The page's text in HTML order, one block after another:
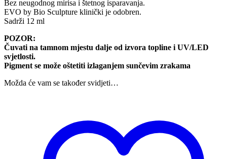
Bez neugodnog mirisa i štetnog isparavanja.
EVO by Bio Sculpture klinički je odobren.
Sadrži 12 ml
POZOR:
Čuvati na tamnom mjestu dalje od izvora topline i UV/LED
svjetlosti.
Pigment se može oštetiti izlaganjem sunčevim zrakama
Možda će vam se također svidjeti…